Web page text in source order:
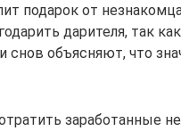
подарок от
дарителя, так
снов объясняют, что
заработанные